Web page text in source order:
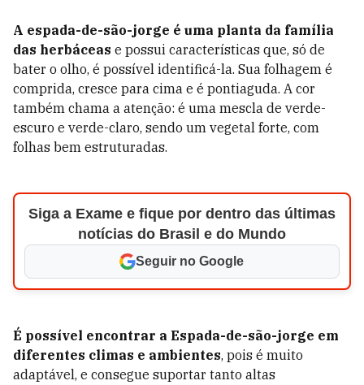
A espada-de-são-jorge é uma planta da família
das herbáceas e possui características que, só de
bater o olho, é possível identificá-la. Sua folhagem é
comprida, cresce para cima e é pontiaguda. A cor
também chama a atenção: é uma mescla de verde-
escuro e verde-claro, sendo um vegetal forte, com
folhas bem estruturadas.
Siga a Exame e fique por dentro das últimas
notícias do Brasil e do Mundo
Seguir no Google
É possível encontrar a Espada-de-são-jorge em
diferentes climas e ambientes, pois é muito
adaptável, e consegue suportar tanto altas